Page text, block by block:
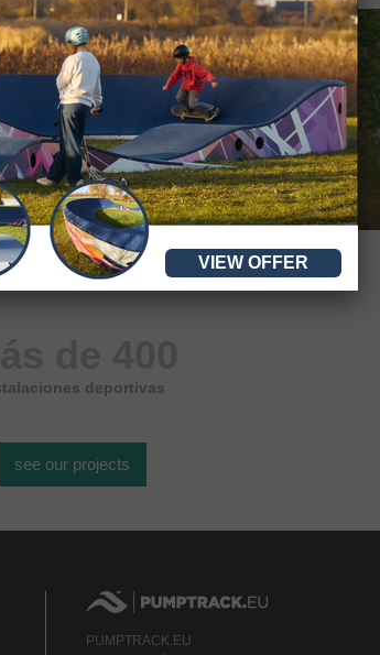
deportivas
see our projects
PUMPTRACK.EU
VIEW OFFER